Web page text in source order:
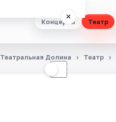
Концерты Театр
×
☾
Театральная Долина Театр